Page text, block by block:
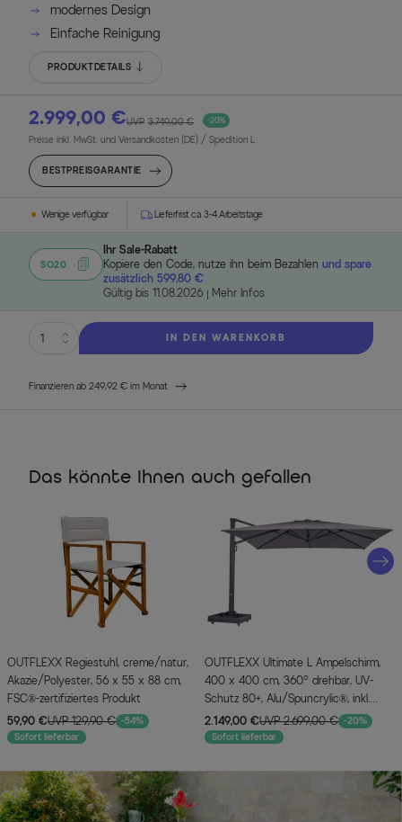
modernes Design
Einfache Reinigung
PRODUKTDETAILS
2.999,00 € -20%
UVP 3.749,00 €
Preise inkl. MwSt. und Versandkosten (DE) / Spedition L
BESTPREISGARANTIE
Wenige verfügbar Lieferfrist ca. 3-4 Arbeitstage
SO20
Ihr Sale-Rabatt
Kopiere den Code, nutze ihn beim Bezahlen und spare
zusätzlich 599,80 €
Gültig bis 11.08.2026
Mehr Infos
IN DEN WARENKORB
Finanzieren ab 249,92 € im Monat
Das könnte Ihnen auch gefallen
OUTFLEXX Regiestuhl, creme/natur,
Akazie/Polyester, 56 x 55 x 88 cm,
FSC®-zertifiziertes Produkt
59,90 €UVP 129,90 € -54%
Sofort lieferbar
OUTFLEXX Ultimate L Ampelschirm,
400 x 400 cm, 360° drehbar, UV-
Schutz 80+, Alu/Spuncrylic®, inkl.
Schirmständer
2.149,00 €UVP 2.699,00 € -20%
Sofort lieferbar